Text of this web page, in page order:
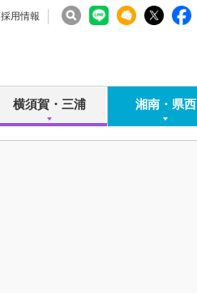
採用情報
横須賀・三浦 湘南・県西